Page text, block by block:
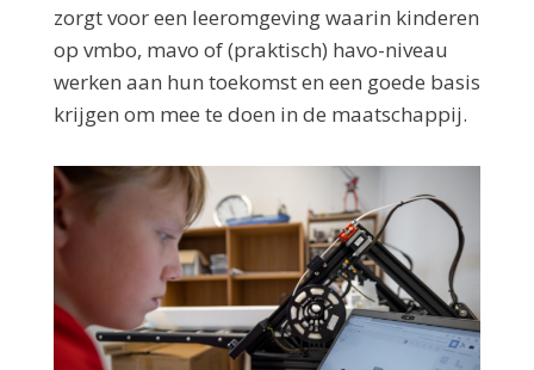
zorgt voor een leeromgeving waarin kinderen
op vmbo, mavo of (praktisch) havo-niveau
werken aan hun toekomst en een goede basis
krijgen om mee te doen in de maatschappij.